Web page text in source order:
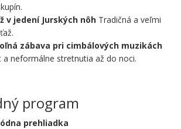
v jedení Jurských nôh Tradičná a veľmi
zábava pri cimbálových muzikách
a neformálne stretnutia až do noci.
program
prehliadka